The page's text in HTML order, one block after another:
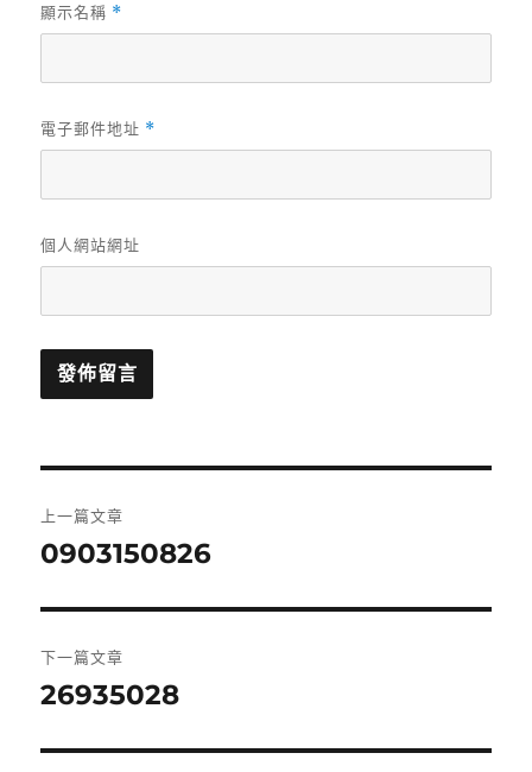
顯示名稱 *
電子郵件地址 *
個人網站網址
章
覽
上一篇文章
上
篇
文
章:
0903150826
下一篇文章
下
篇
26935028